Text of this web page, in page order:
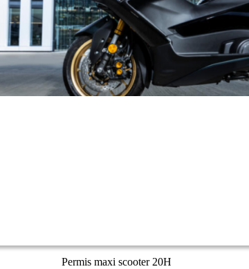
Permis maxi scooter 20H